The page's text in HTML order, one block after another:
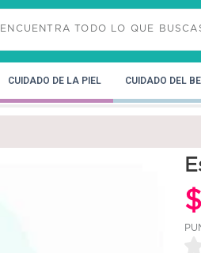
CUIDADO DE LA PIEL CUIDADO DEL